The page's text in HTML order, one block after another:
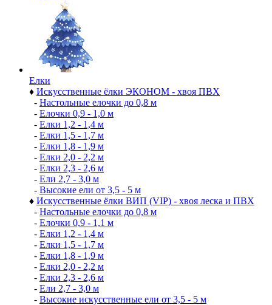
Елки
♦ Искусственные ёлки ЭКОНОМ - хвоя ПВХ
- Настольные елочки до 0,8 м
- Елочки 0,9 - 1,0 м
- Елки 1,2 - 1,4 м
- Елки 1,5 - 1,7 м
- Елки 1,8 - 1,9 м
- Елки 2,0 - 2,2 м
- Елки 2,3 - 2,6 м
- Ели 2,7 - 3,0 м
- Высокие ели от 3,5 - 5 м
♦ Искусственные ёлки ВИП (VIP) - хвоя леска и ПВХ
- Настольные елочки до 0,8 м
- Елочки 0,9 - 1,1 м
- Елки 1,2 - 1,4 м
- Елки 1,5 - 1,7 м
- Елки 1,8 - 1,9 м
- Елки 2,0 - 2,2 м
- Елки 2,3 - 2,6 м
- Ели 2,7 - 3,0 м
- Высокие искусственные ели от 3,5 - 5 м